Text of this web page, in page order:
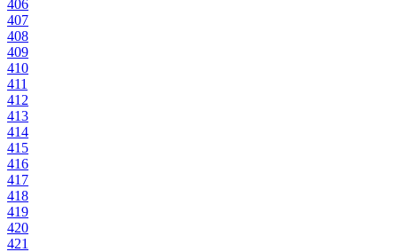
406
407
408
409
410
411
412
413
414
415
416
417
418
419
420
421